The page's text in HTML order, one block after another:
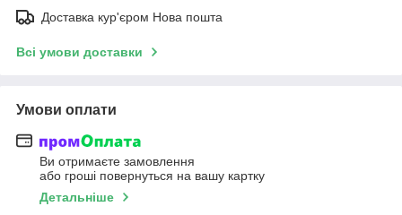
Доставка кур'єром Нова пошта
Всі умови доставки
Умови оплати
Ви отримаєте замовлення
або гроші повернуться на вашу картку
Детальніше